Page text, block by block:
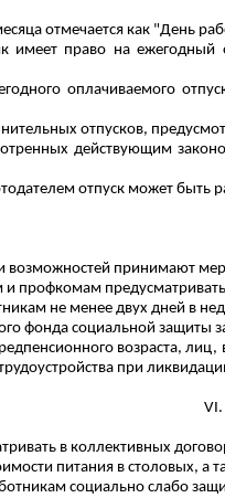
отмечается как "День
право на ежегодный
оплачиваемого
отпусков,
действующим
отпуск может быть
возможностей принимают
профкомам
не менее двух дней в
фонда социальной защиты
возраста,
при
VI.
в коллективных
питания в столовых, а
социально слабо